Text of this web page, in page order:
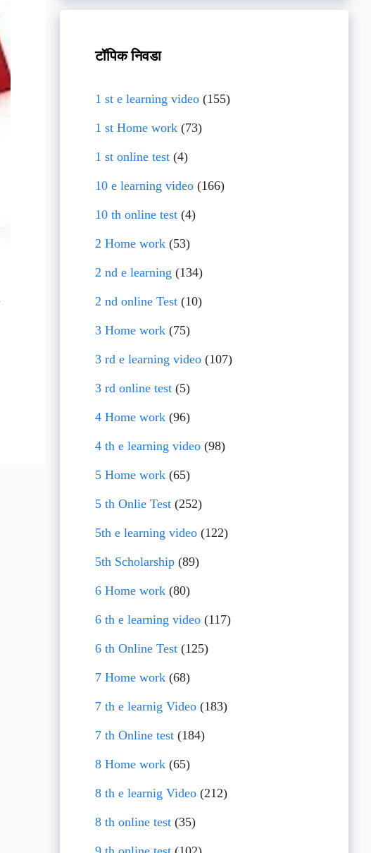
टॉपिक निवडा
1 st e learning video(155)
1 st Home work(73)
1 st online test(4)
10 e learning video(166)
10 th online test(4)
2 Home work(53)
2 nd e learning (134)
2 nd online Test(10)
3 Home work(75)
3 rd e learning video(107)
3 rd online test(5)
4 Home work(96)
4 th e learning video(98)
5 Home work(65)
5 th Onlie Test(252)
5th e learning video(122)
5th Scholarship(89)
6 Home work(80)
6 th e learning video(117)
6 th Online Test(125)
7 Home work(68)
7 th e learnig Video(183)
7 th Online test(184)
8 Home work(65)
8 th e learnig Video(212)
8 th online test(35)